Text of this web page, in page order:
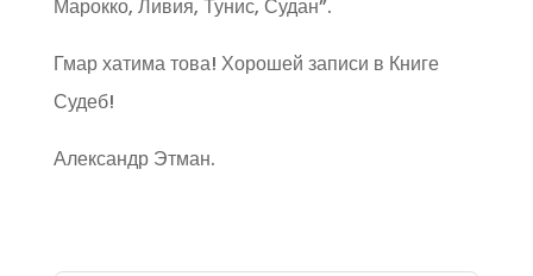
Марокко, Ливия, Тунис, Судан”.
Гмар хатима това! Хорошей записи в Книге
Судеб!
Александр Этман.